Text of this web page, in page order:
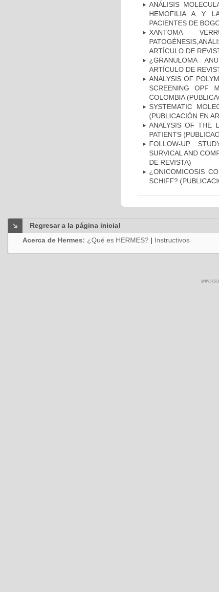
ANÁLISIS
HEMOFILIA A Y
PACIENTES DE
XANTOMA
ARTÍCULO DE
¿GRANULOMA
ARTÍCULO DE
ANALYSIS OF
SCREENING OPF
COLOMBIA
SYSTEMATIC
(PUBLICACIÓN EN
ANALYSIS OF THE
PATIENTS
FOLLOW-UP
SURVICAL AND
DE REVISTA)
¿ONICOMICOSIS
SCHIFF?
Regresar a la página inicial
Acerca de Hermes: ¿Qué es HERMES? | Instructivos